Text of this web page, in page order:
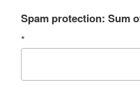
Spam protection: Sum
*